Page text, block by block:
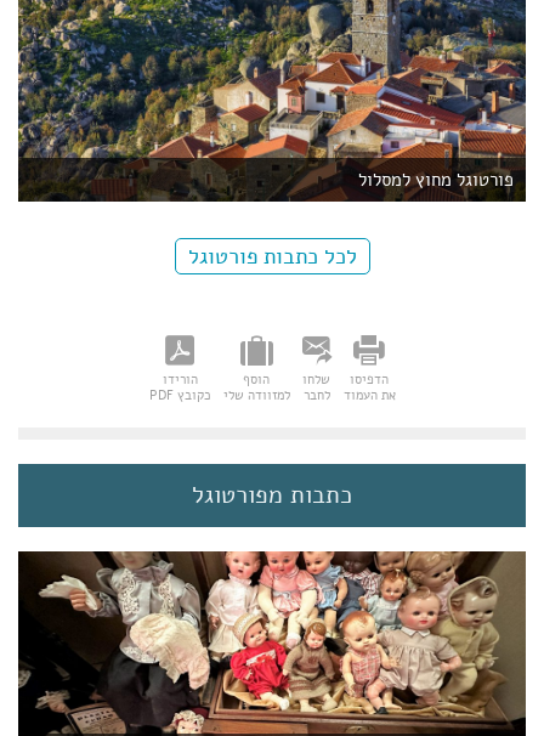
פורטוגל מחוץ למסלול
לכל כתבות פורטוגל
הדפיסו
את העמוד
שלחו
לחבר
הוסף
למזוודה שלי
הורידו
כקובץ PDF
כתבות מפורטוגל